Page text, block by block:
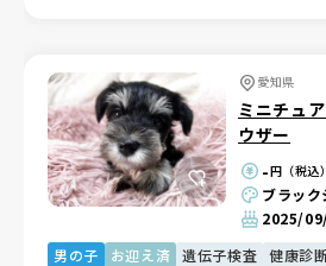
愛知県
ミニチュ
ウザー
-円（税込）
ブラック
2025/
男の子
お迎え済 遺伝子検査
健康診